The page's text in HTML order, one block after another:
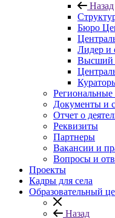
Назад
Бюро
Лидер и
Высший
Региональные
Документы и
Отчет о
Реквизиты
Партнеры
Вакансии и
Вопросы и
Проекты
Кадры для села
Образовательный
Назад